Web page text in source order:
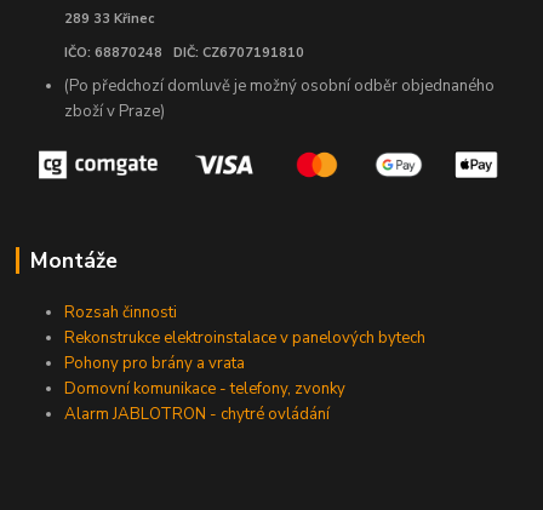
289 33 Křinec
IČO: 68870248 DIČ: CZ6707191810
(Po předchozí domluvě je možný osobní odběr objednaného
zboží v Praze)
Montáže
Rozsah činnosti
Rekonstrukce elektroinstalace v panelových bytech
Pohony pro brány a vrata
Domovní komunikace - telefony, zvonky
Alarm JABLOTRON - chytré ovládání